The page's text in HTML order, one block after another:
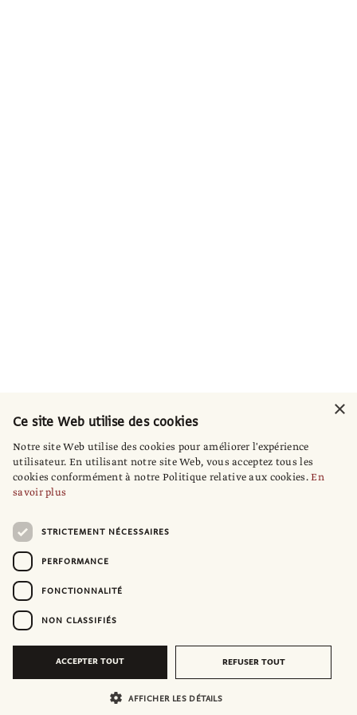
×
Ce site Web utilise des cookies
Notre site Web utilise des cookies pour améliorer l'expérience
utilisateur. En utilisant notre site Web, vous acceptez tous les
cookies conformément à notre Politique relative aux cookies.En
savoir plus
STRICTEMENT NÉCESSAIRES
PERFORMANCE
FONCTIONNALITÉ
NON CLASSIFIÉS
ACCEPTER TOUT REFUSER TOUT
AFFICHER LES DÉTAILS